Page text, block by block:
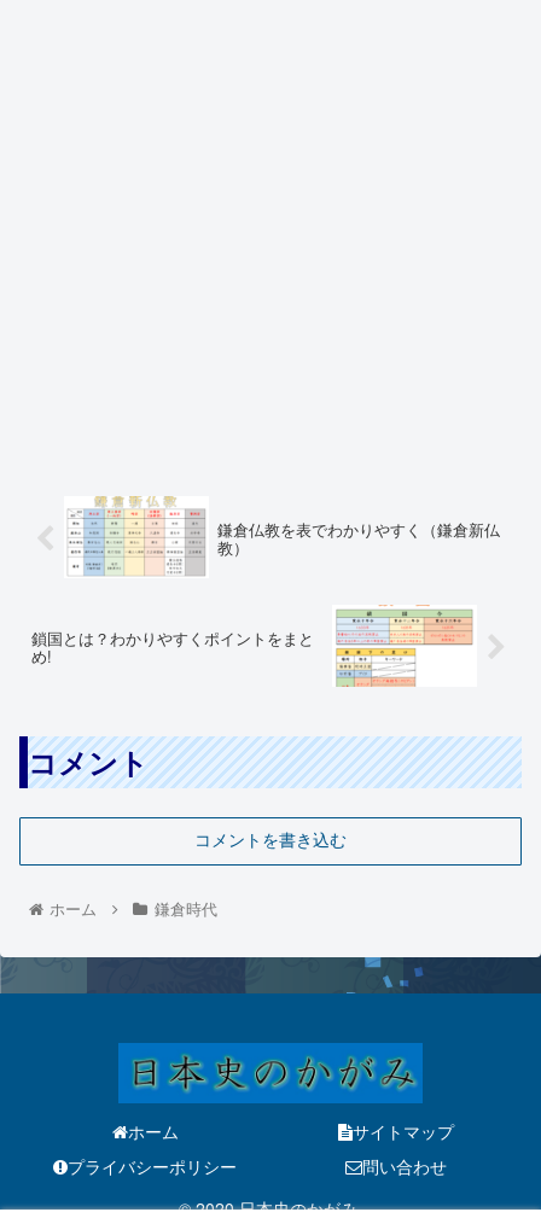
鎌倉仏教を表でわかりやすく（鎌倉新仏
教）
鎖国とは？わかりやすくポイントをまと
め!
コメント
コメントを書き込む
ホーム 鎌倉時代
ホーム
サイトマップ
プライバシーポリシー
問い合わせ
© 2020 日本史のかがみ.